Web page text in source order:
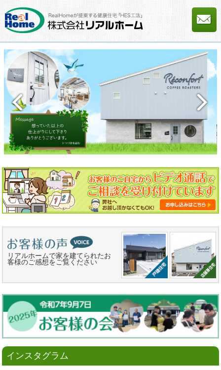
リアルホームで家を建てられたお
客様のご感想をご覧ください
インスタグラム